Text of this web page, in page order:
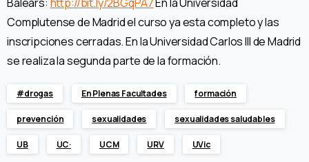
Complutense de Madrid el curso ya esta completo y las
inscripciones cerradas. En la Universidad Carlos III de Madrid
se realiza la segunda parte de la formación.
#drogas En Plenas Facultades formación
prevención sexualidades sexualidades saludables
UB UC· UCM URV UVic